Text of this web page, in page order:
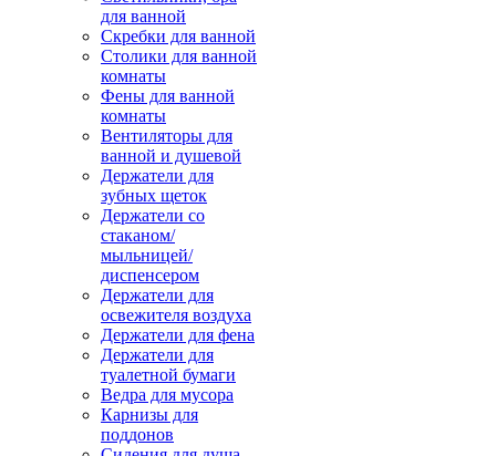
для ванной
Скребки для ванной
Столики для ванной
комнаты
Фены для ванной
комнаты
Вентиляторы для
ванной и душевой
Держатели для
зубных щеток
Держатели со
стаканом/
мыльницей/
диспенсером
Держатели для
освежителя воздуха
Держатели для фена
Держатели для
туалетной бумаги
Ведра для мусора
Карнизы для
поддонов